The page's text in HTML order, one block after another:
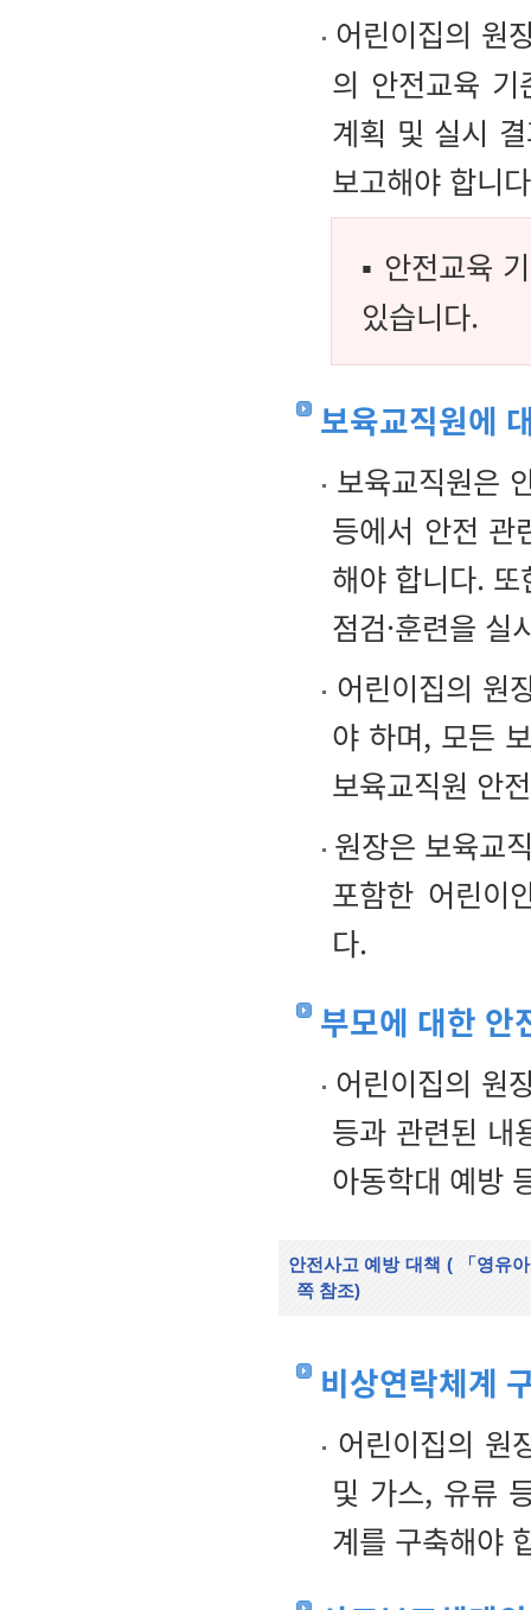
어린이집의 원
의 안전교육 기
계획 및 실시
보고해야 합니
▪ 안전교육
있습니다.
보육교직원에
보육교직원은
등에서 안전 관
해야 합니다.
점검·훈련을 실
어린이집의 원
야 하며, 모든
보육교직원 안
원장은 보육교
포함한 어린이
다.
부모에 대한 안
어린이집의 원
등과 관련된 내
아동학대 예방
안전사고 예방 대책 (
「영유
쪽 참조)
비상연락체계
어린이집의 원
및 가스, 유류
계를 구축해야